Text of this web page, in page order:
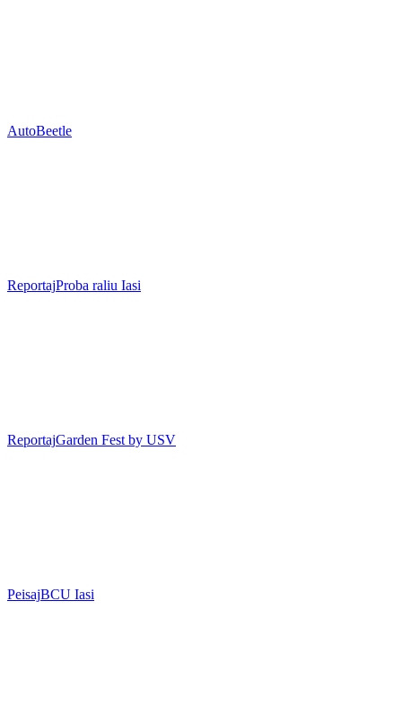
AutoBeetle
ReportajProba raliu Iasi
ReportajGarden Fest by USV
PeisajBCU Iasi